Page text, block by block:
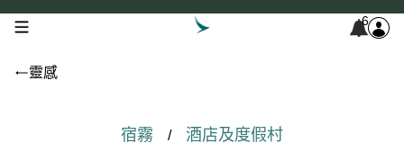
open navigation menu 6
靈感
宿霧 / 酒店及度假村